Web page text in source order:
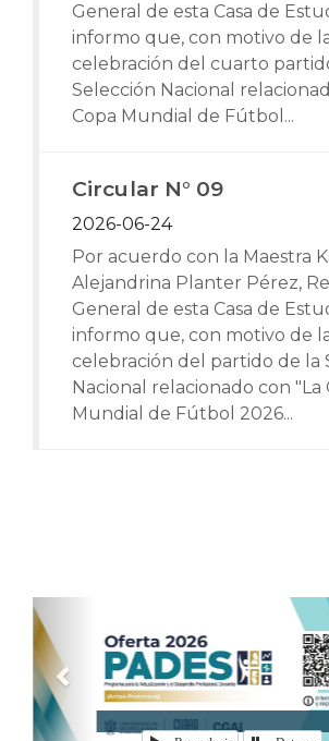
General de esta Casa de
informo que, con motivo de
celebración del cuarto
Selección Nacional
Copa Mundial de Fútbol...
Circular N° 09
2026-06-24
Por acuerdo con la Maestra
Alejandrina Planter Pérez,
General de esta Casa de
informo que, con motivo de
celebración del partido de la
Nacional relacionado con "La
Mundial de Fútbol 2026...